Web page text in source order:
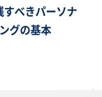
べきパーソナ
グの基本